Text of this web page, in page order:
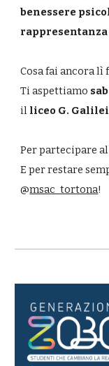
benessere
Cosa fai ancora lì
Ti aspettiamo
il liceo G. Galilei
Per partecipare
E per restare
@msac_tortona!